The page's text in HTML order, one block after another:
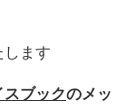
します
スブックのメッ